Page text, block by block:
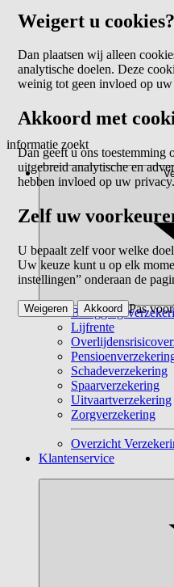
informatie zoekt
Lijfrente
Schadeverzekering
Spaarverzekering
Uitvaartverzekering
Zorgverzekering
Overzicht
Klantenservice
Weigert u cookies?
Dan plaatsen wij alleen
analytische doelen. Deze
weinig tot geen invloed op
Akkoord met
Dan geeft u ons toestemming
uitgebreid analytische en
hebben invloed op uw privacy.
Zelf uw
U bepaalt zelf voor welke
Uw keuze kunt u op elk
instellingen” onderaan de
Pas
Weigeren Akkoord